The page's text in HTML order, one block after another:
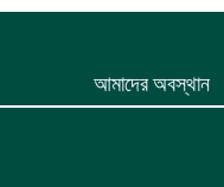
আমাদের অবস্থান